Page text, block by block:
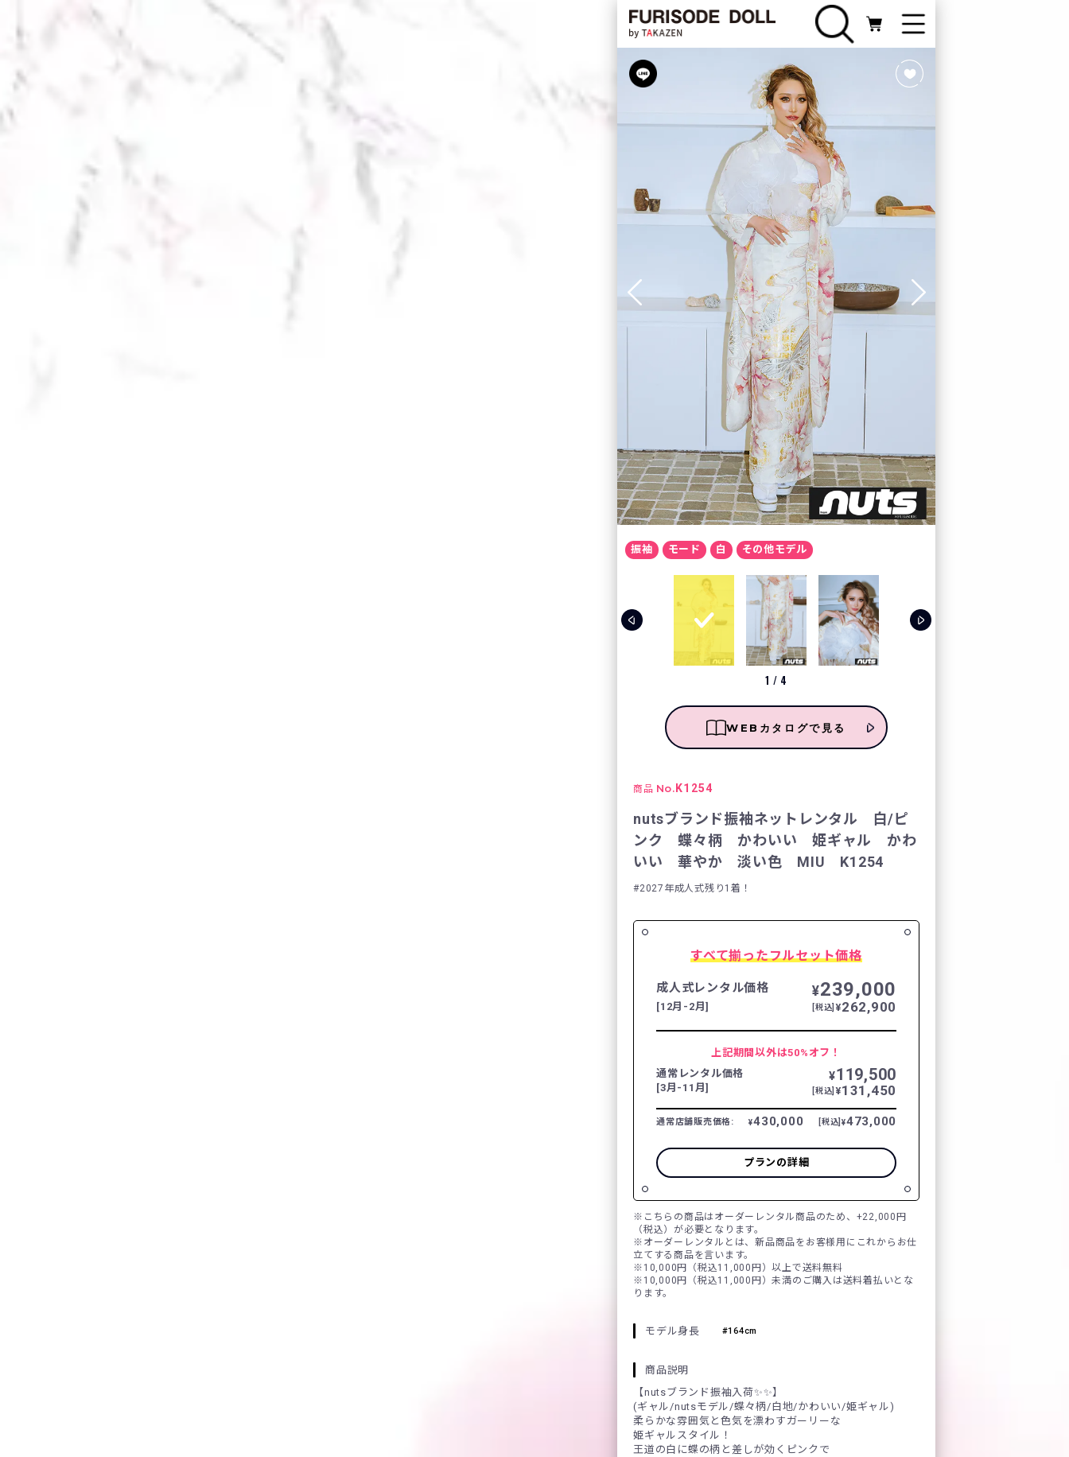
振袖 モード 白 その他モデル
1 / 4
WEBカタログで見る
商品 No. K1254
nutsブランド振袖ネットレンタル 白/ピ
ンク 蝶々柄 かわいい 姫ギャル かわ
いい 華やか 淡い色 MIU K1254
2027年成人式残り1着！
すべて揃ったフルセット価格
成人式レンタル価格
[12月-2月]
¥239,000
[税込] ¥262,900
上記期間以外は50%オフ！
通常レンタル価格
[3月-11月]
¥119,500
[税込] ¥131,450
通常店舗販売価格: ¥430,000 [税込] ¥473,000
プランの詳細
※こちらの商品はオーダーレンタル商品のため、+22,000円
（税込）が必要となります。
※オーダーレンタルとは、新品商品をお客様用にこれからお仕
立てする商品を言います。
※10,000円（税込11,000円）以上で送料無料
※10,000円（税込11,000円）未満のご購入は送料着払いとな
ります。
モデル身長 164cm
商品説明
【nutsブランド振袖入荷✨✨】
(ギャル/nutsモデル/蝶々柄/白地/かわいい/姫ギャル)
柔らかな雰囲気と色気を漂わすガーリーな
姫ギャルスタイル！
王道の白に蝶の柄と差しが効くピンクで